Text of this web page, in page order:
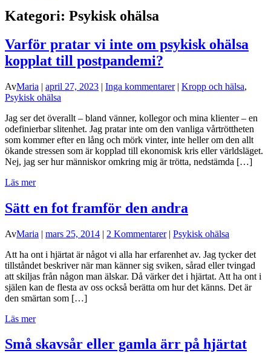
Kategori: Psykisk ohälsa
Varför pratar vi inte om psykisk ohälsa
kopplat till postpandemi?
AvMaria | april 27, 2023 | Inga kommentarer| Kropp och hälsa,
Psykisk ohälsa
Jag ser det överallt – bland vänner, kollegor och mina klienter – en
odefinierbar slitenhet. Jag pratar inte om den vanliga vårtröttheten
som kommer efter en lång och mörk vinter, inte heller om den allt
ökande stressen som är kopplad till ekonomisk kris eller världsläget.
Nej, jag ser hur människor omkring mig är trötta, nedstämda […]
Läs mer
Sätt en fot framför den andra
AvMaria | mars 25, 2014 | 2 Kommentarer| Psykisk ohälsa
Att ha ont i hjärtat är något vi alla har erfarenhet av. Jag tycker det
tillståndet beskriver när man känner sig sviken, sårad eller tvingad
att skiljas från någon man älskar. Då värker det i hjärtat. Att ha ont i
själen kan de flesta av oss också berätta om hur det känns. Det är
den smärtan som […]
Läs mer
Små skavsår eller gamla ärr på hjärtat